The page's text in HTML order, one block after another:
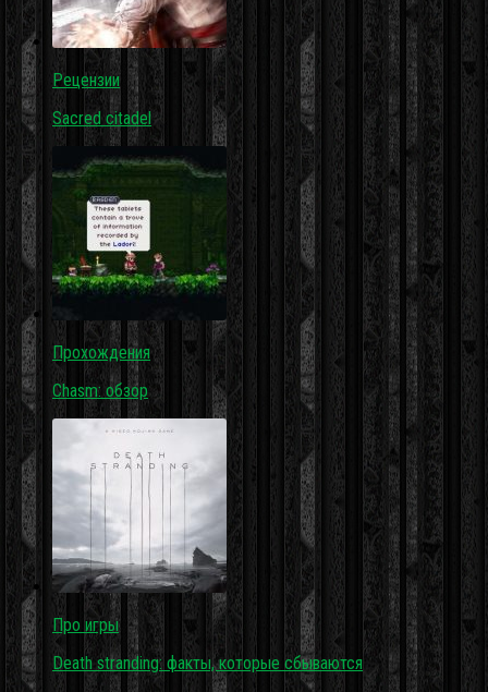
Рецензии
Sacred citadel
Прохождения
Chasm: обзор
Про игры
Death stranding: факты, которые сбываются